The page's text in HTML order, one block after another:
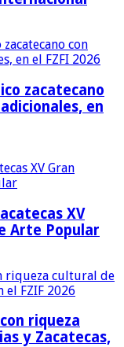
zacatecano
en
XV
Arte Popular
riqueza
y Zacatecas,